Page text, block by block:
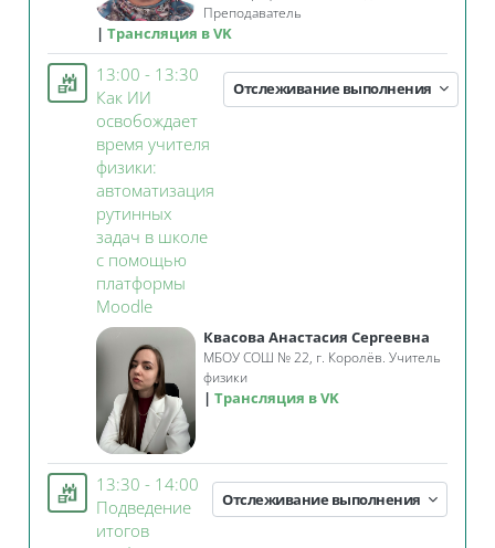
Преподаватель
Трансляция в VK
13:00 - 13:30
Как ИИ
освобождает
время учителя
физики:
автоматизация
рутинных
задач в школе
с помощью
платформы
MoodleЗанятие 3KL
Отслеживание выполнения
Квасова Анастасия Сергеевна
МБОУ СОШ № 22, г. Королёв. Учитель
физики
Трансляция в VK
13:30 - 14:00
Подведение
итогов
Отслеживание выполнения